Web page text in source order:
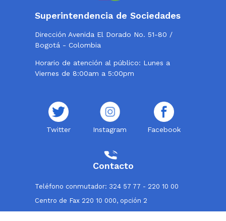
Superintendencia de Sociedades
Dirección Avenida El Dorado No. 51-80 /
Bogotá - Colombia
Horario de atención al público: Lunes a
Viernes de 8:00am a 5:00pm
Twitter Instagram Facebook
Contacto
Teléfono conmutador: 324 57 77 - 220 10 00
Centro de Fax 220 10 000, opción 2